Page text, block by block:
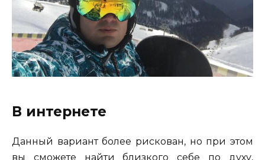
В интернете
Данный вариант более рискован, но при этом
вы сможете найти близкого себе по духу,